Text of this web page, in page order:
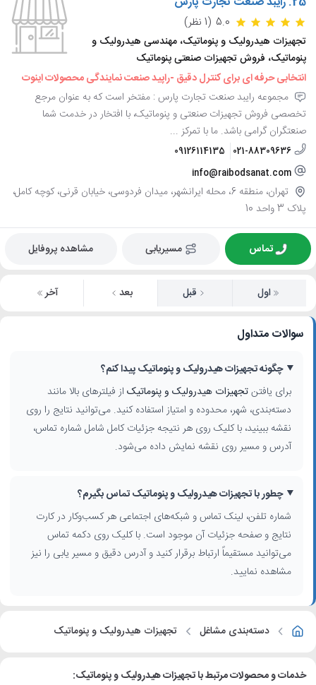
5.0 (1 نظر)
تجهیزات هیدرولیک و پنوماتیک، مهندسی هیدرولیک و
پنوماتیک، فروش تجهیزات صنعتی پنوماتیک
انتخابی حرفه ای برای کنترل دقیق -راپید صنعت نمایندگی محصولات اینوت
مجموعه رایبد صنعت تجارت پارس : مفتخر است که به عنوان مرجع
تخصصی فروش تجهیزات صنعتی و پنوماتیک، با افتخار در خدمت شما
صنعتگران گرامی باشد. ما با تمرکز ...
021-88309636
09126114135
info@raibodsanat.com
تهران، منطقه 6، محله ایرانشهر، میدان فردوسی، خیابان قرنی، کوچه کامل،
پلاک 3 واحد 10
تماس مسیریابی مشاهده پروفایل
اول قبل بعد آخر
سوالات متداول
چگونه تجهیزات هیدرولیک و پنوماتیک پیدا کنم؟
برای یافتنتجهیزات هیدرولیک و پنوماتیک از فیلترهای بالا مانند
دسته‌بندی، شهر، محدوده و امتیاز استفاده کنید. می‌توانید نتایج را روی
نقشه ببینید، با کلیک روی هر نتیجه جزئیات کامل شامل شماره تماس،
آدرس و مسیر روی نقشه نمایش داده می‌شود.
چطور با تجهیزات هیدرولیک و پنوماتیک تماس بگیرم؟
شماره تلفن، لینک تماس و شبکه‌های اجتماعی هر کسب‌وکار در کارت
نتایج و صفحه جزئیات آن موجود است. با کلیک روی دکمه تماس
می‌توانید مستقیماً ارتباط برقرار کنید و آدرس دقیق و مسیر یابی را نیز
مشاهده نمایید.
دسته‌بندی مشاغل تجهیزات هیدرولیک و پنوماتیک
خدمات و محصولات مرتبط با تجهیزات هیدرولیک و پنوماتیک: